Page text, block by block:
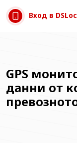
Прескачане към
Вход в
GPS
данни от